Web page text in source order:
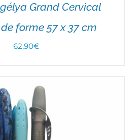
AU PANIER
Grand Cervical
forme 57 x 37 cm
62,90€